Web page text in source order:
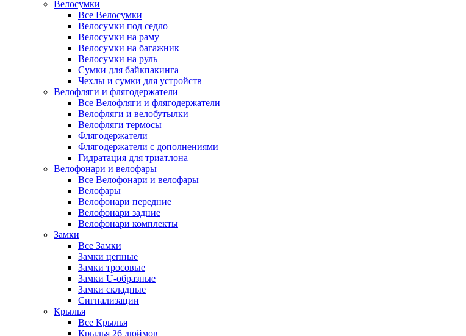
Велосумки
Все Велосумки
Велосумки под седло
Велосумки на раму
Велосумки на багажник
Велосумки на руль
Сумки для байкпакинга
Чехлы и сумки для устройств
Велофляги и флягодержатели
Все Велофляги и флягодержатели
Велофляги и велобутылки
Велофляги термосы
Флягодержатели
Флягодержатели с дополнениями
Гидратация для триатлона
Велофонари и велофары
Все Велофонари и велофары
Велофары
Велофонари передние
Велофонари задние
Велофонари комплекты
Замки
Все Замки
Замки цепные
Замки тросовые
Замки U-образные
Замки складные
Сигнализации
Крылья
Все Крылья
Крылья 26 дюймов